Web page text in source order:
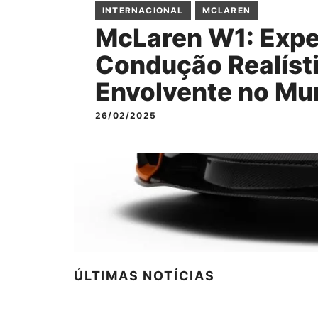
INTERNACIONAL MCLAREN
McLaren W1:
Condução
Envolvente no
26/02/2025
ÚLTIMAS NOTÍCIAS